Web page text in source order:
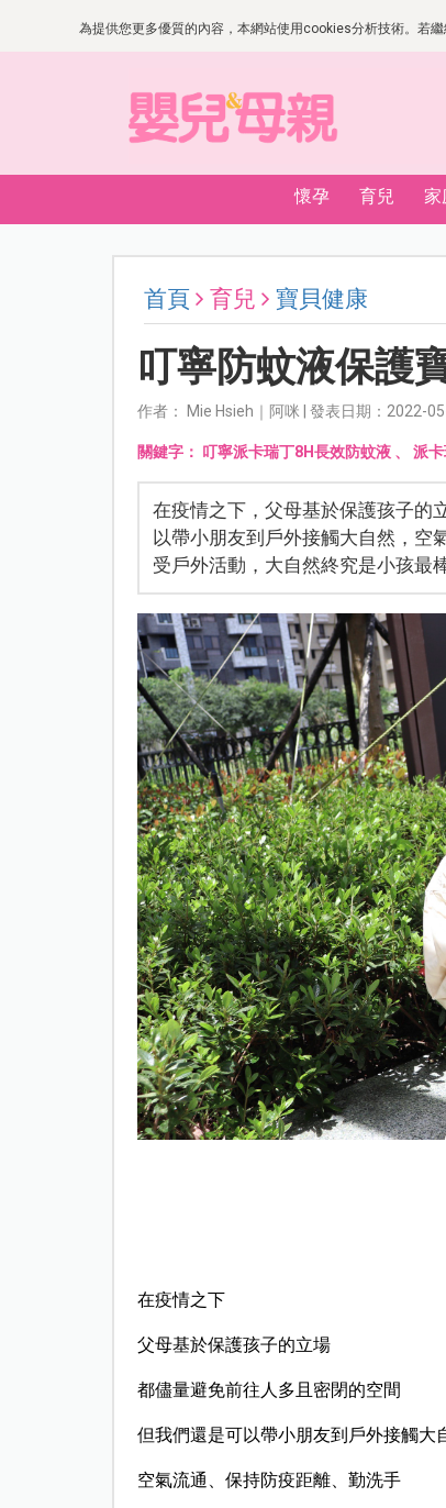
為提供您更多優質的內容，本網站使用cookies分析技術。若
懷孕 育兒 家
首頁 育兒 寶貝健康
叮寧防蚊液保護
作者： Mie Hsieh｜阿咪 | 發表日期：2022-
關鍵字： 叮寧派卡瑞丁8H長效防蚊液、 派
在疫情之下，父母基於保護孩子的
以帶小朋友到戶外接觸大自然，空
受戶外活動，大自然終究是小孩最
在疫情之下
父母基於保護孩子的立場
都儘量避免前往人多且密閉的空間
但我們還是可以帶小朋友到戶外接觸大
空氣流通、保持防疫距離、勤洗手